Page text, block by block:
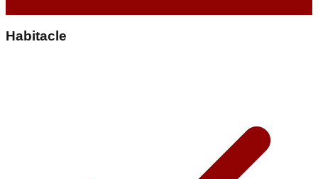
Habitacle